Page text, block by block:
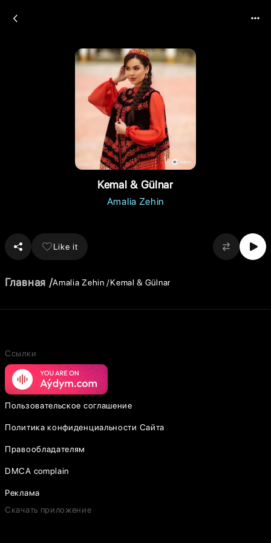
Kemal & Gülnar
Amalia Zehin
Like it
Главная Amalia Zehin Kemal & Gülnar
Ссылки
Пользовательское соглашение
Политика конфиденциальности Сайта
Правообладателям
DMCA complain
Реклама
Скачать приложение